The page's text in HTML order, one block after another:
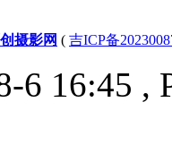
摄影网 ( 吉ICP备
6 16:45 ,